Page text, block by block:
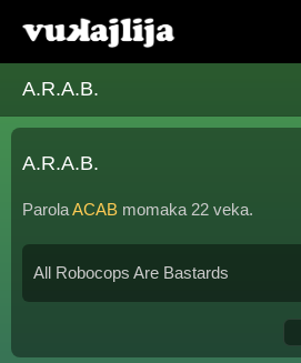
A.R.A.B.
A.R.A.B.
ParolaACAB momaka 22 veka.
All Robocops Are Bastards